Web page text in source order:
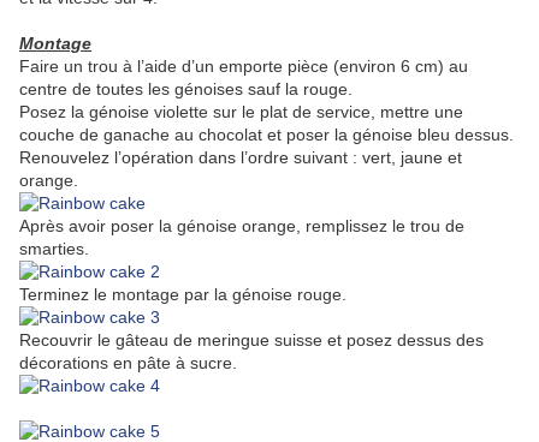
Montage
Faire un trou à l’aide d’un emporte pièce (environ 6 cm) au
centre de toutes les génoises sauf la rouge.
Posez la génoise violette sur le plat de service, mettre une
couche de ganache au chocolat et poser la génoise bleu dessus.
Renouvelez l’opération dans l’ordre suivant : vert, jaune et
orange.
Après avoir poser la génoise orange, remplissez le trou de
smarties.
Terminez le montage par la génoise rouge.
Recouvrir le gâteau de meringue suisse et posez dessus des
décorations en pâte à sucre.